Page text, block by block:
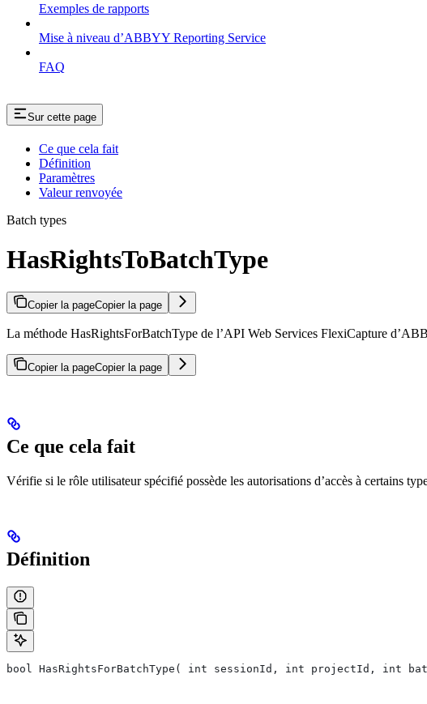
Exemples de rapports
Mise à niveau d’ABBYY Reporting Service
FAQ
Sur cette page
Ce que cela fait
Définition
Paramètres
Valeur renvoyée
Batch types
HasRightsToBatchType
Copier la pageCopier la page
La méthode HasRightsForBatchType de l’API Web Services FlexiCapture
Copier la pageCopier la page
Ce que cela fait
Vérifie si le rôle utilisateur spécifié possède les autorisations d’accès à certains
Définition
bool HasRightsForBatchType( int sessionId, int projectId, int